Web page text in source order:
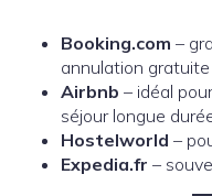
Booking.com –
annulation gratuite
Airbnb – idéal
séjour longue
Hostelworld –
Expedia.fr –